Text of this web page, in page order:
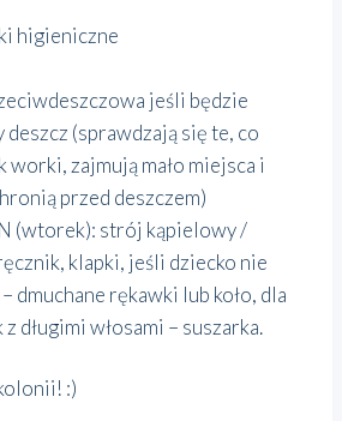
higieniczne
jeśli będzie
deszcz (sprawdzają się te, co
worki, zajmują mało miejsca i
przed deszczem)
(wtorek): strój kąpielowy /
klapki, jeśli dziecko nie
dmuchane rękawki lub koło, dla
długimi włosami – suszarka.
:)